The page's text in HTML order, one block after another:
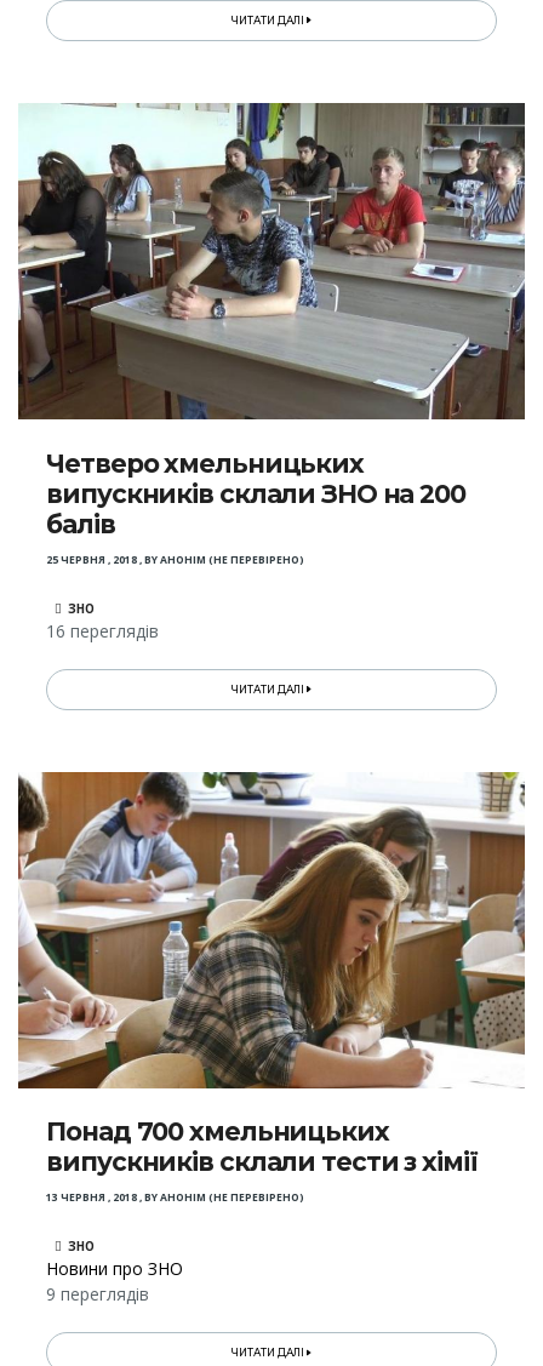
ЧИТАТИ ДАЛІ
Четверо хмельницьких
випускників склали ЗНО на 200
балів
25 ЧЕРВНЯ , 2018,BYАНОНІМ (НЕ ПЕРЕВІРЕНО)
ЗНО
16 переглядів
ЧИТАТИ ДАЛІ
Понад 700 хмельницьких
випускників склали тести з хімії
13 ЧЕРВНЯ , 2018,BYАНОНІМ (НЕ ПЕРЕВІРЕНО)
ЗНО
Новини про ЗНО
9 переглядів
ЧИТАТИ ДАЛІ